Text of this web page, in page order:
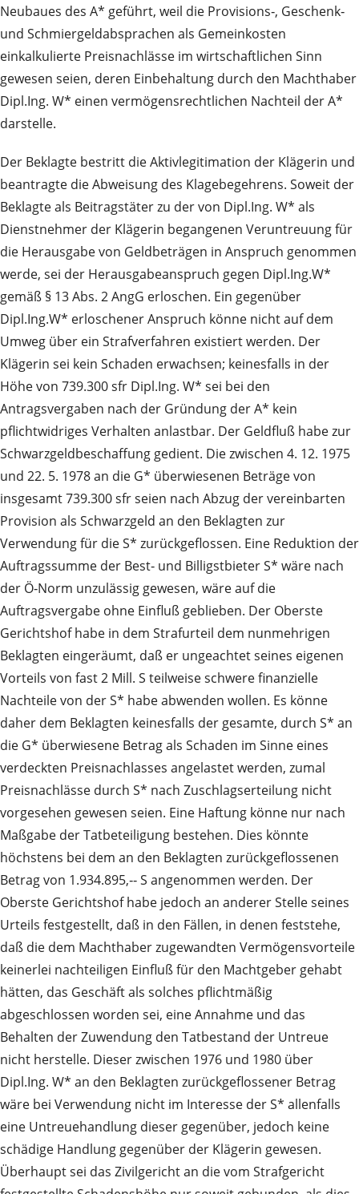
Neubaues des A* geführt, weil die Provisions‑, Geschenk‑
und Schmiergeldabsprachen als Gemeinkosten
einkalkulierte Preisnachlässe im wirtschaftlichen Sinn
gewesen seien, deren Einbehaltung durch den Machthaber
Dipl.Ing. W* einen vermögensrechtlichen Nachteil der A*
darstelle.
Der Beklagte bestritt die Aktivlegitimation der Klägerin und
beantragte die Abweisung des Klagebegehrens. Soweit der
Beklagte als Beitragstäter zu der von Dipl.Ing. W* als
Dienstnehmer der Klägerin begangenen Veruntreuung für
die Herausgabe von Geldbeträgen in Anspruch genommen
werde, sei der Herausgabeanspruch gegen Dipl.Ing.W*
gemäß § 13 Abs. 2 AngG erloschen. Ein gegenüber
Dipl.Ing.W* erloschener Anspruch könne nicht auf dem
Umweg über ein Strafverfahren existiert werden. Der
Klägerin sei kein Schaden erwachsen; keinesfalls in der
Höhe von 739.300 sfr Dipl.Ing. W* sei bei den
Antragsvergaben nach der Gründung der A* kein
pflichtwidriges Verhalten anlastbar. Der Geldfluß habe zur
Schwarzgeldbeschaffung gedient. Die zwischen 4. 12. 1975
und 22. 5. 1978 an die G* überwiesenen Beträge von
insgesamt 739.300 sfr seien nach Abzug der vereinbarten
Provision als Schwarzgeld an den Beklagten zur
Verwendung für die S* zurückgeflossen. Eine Reduktion der
Auftragssumme der Best‑ und Billigstbieter S* wäre nach
der Ö‑Norm unzulässig gewesen, wäre auf die
Auftragsvergabe ohne Einfluß geblieben. Der Oberste
Gerichtshof habe in dem Strafurteil dem nunmehrigen
Beklagten eingeräumt, daß er ungeachtet seines eigenen
Vorteils von fast 2 Mill. S teilweise schwere finanzielle
Nachteile von der S* habe abwenden wollen. Es könne
daher dem Beklagten keinesfalls der gesamte, durch S* an
die G* überwiesene Betrag als Schaden im Sinne eines
verdeckten Preisnachlasses angelastet werden, zumal
Preisnachlässe durch S* nach Zuschlagserteilung nicht
vorgesehen gewesen seien. Eine Haftung könne nur nach
Maßgabe der Tatbeteiligung bestehen. Dies könnte
höchstens bei dem an den Beklagten zurückgeflossenen
Betrag von 1.934.895,‑‑ S angenommen werden. Der
Oberste Gerichtshof habe jedoch an anderer Stelle seines
Urteils festgestellt, daß in den Fällen, in denen feststehe,
daß die dem Machthaber zugewandten Vermögensvorteile
keinerlei nachteiligen Einfluß für den Machtgeber gehabt
hätten, das Geschäft als solches pflichtmäßig
abgeschlossen worden sei, eine Annahme und das
Behalten der Zuwendung den Tatbestand der Untreue
nicht herstelle. Dieser zwischen 1976 und 1980 über
Dipl.Ing. W* an den Beklagten zurückgeflossener Betrag
wäre bei Verwendung nicht im Interesse der S* allenfalls
eine Untreuehandlung dieser gegenüber, jedoch keine
schädige Handlung gegenüber der Klägerin gewesen.
Überhaupt sei das Zivilgericht an die vom Strafgericht